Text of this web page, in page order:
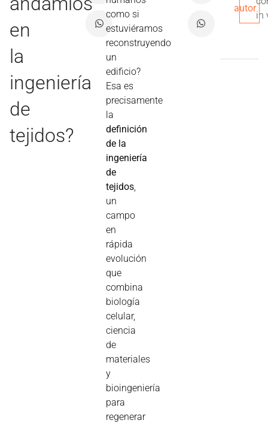
en
la
ingeniería
de
tejidos?
como si
estuviéramos
reconstruyendo
un
edificio?
Esa es
precisamente
la
definición
de la
ingeniería
de
tejidos
un
campo
en
rápida
evolución
que
combina
biología
celular,
ciencia
de
materiales
y
bioingeniería
para
regenerar
in
autor